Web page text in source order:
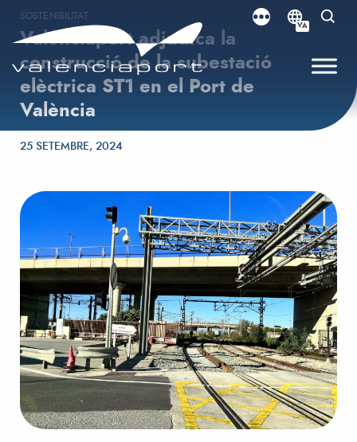
VA
SOSTENIBILITAT
Valenciaport adjudica la
construcció de la subestació
elèctrica ST1 en el Port de
València
Posted on
25 SETEMBRE, 2024